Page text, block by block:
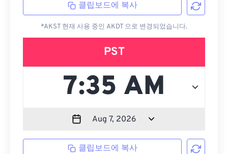
클립보드에 복사
*AKST 현재 사용 중인 AKDT 으로 변경되었습니다.
PST
클립보드에 복사